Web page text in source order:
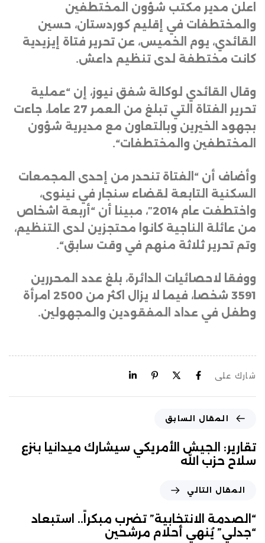
اعلن مدير مكتب شؤون المختطفين
والمختطفات في إقليم كوردستان، حسين
القائدي، يوم الخميس، عن تحرير فتاة إيزيدية
كانت مختطفة لدى تنظيم داعش.
وقال القائدي لوكالة شفق نيوز، إن “عملية
تحرير الفتاة التي تبلغ من العمر 27 عاما، جاءت
بجهود الخيرين وبالتعاون مع مديرية شؤون
المختطفين والمختطفات“.
وأضاف أن “الفتاة تنحدر من إحدى المجمعات
السكنية التابعة لقضاء سنجار في نينوى،
واختطفت عام 2014″، مبينا أن “أربعة اشخاص
من عائلة الناجية كانوا محتجزين لدى التنظيم،
وتم تحرير ثلاثة منهم في وقت سابق“.
ووفقا لاحصائيات الدائرة، بلغ عدد المحررين
3591 شخصا، فيما لا يزال اكثر من 2500 امرأة
وطفل في عداد المفقودين والمجهولين.
شارك على
المقال السابق
تقارير: الجيش الأمريكي سيشارك ميدانيا بنزع
سلاح حزب الله
المقال التالي
“الصدمة الانتخابية” تضرب مبكراً.. استبعاد
“جدلي” يُنهي أحلام مرشحين